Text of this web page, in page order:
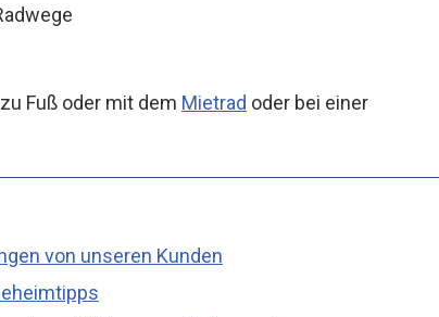
Fuß oder mit dem Mietrad oder bei einer
von unseren Kunden